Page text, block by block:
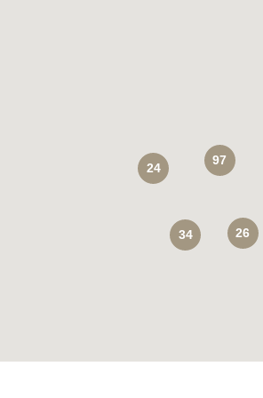
34
97
24
26